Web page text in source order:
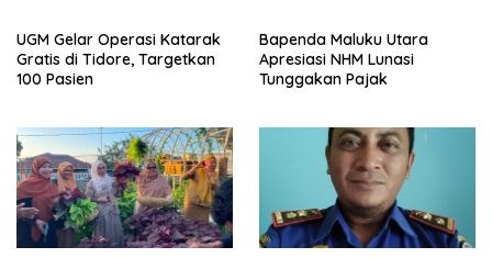
UGM Gelar Operasi Katarak
Gratis di Tidore, Targetkan
100 Pasien
Bapenda Maluku Utara
Apresiasi NHM Lunasi
Tunggakan Pajak